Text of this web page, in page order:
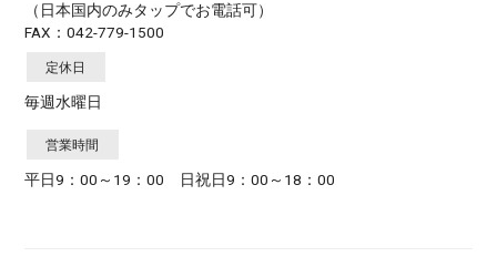
（日本国内のみタップでお電話可）
FAX：042-779-1500
定休日
毎週水曜日
営業時間
平日9：00～19：00 日祝日9：00～18：00